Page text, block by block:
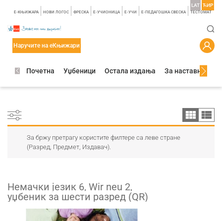
E-КЊИЖАРА НОВИ ЛОГОС ФРЕСКА E-УЧИОНИЦА E-УЧИ Е-ПЕДАГОШКА СВЕСКА TЕСТОМАТ
LAT ЋИР
Наручите на еКњижари
Почетна Уџбеници Остала издања За наставнике
За бржу претрагу користите филтере са леве стране
(Разред, Предмет, Издавач).
Немачки језик 6, Wir neu 2,
уџбеник за шести разред (QR)